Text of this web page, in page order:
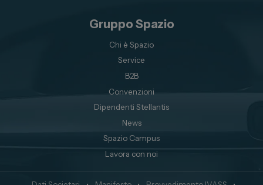
Gruppo Spazio
Chi è Spazio
Service
B2B
Convenzioni
Dipendenti Stellantis
News
Spazio Campus
Lavora con noi